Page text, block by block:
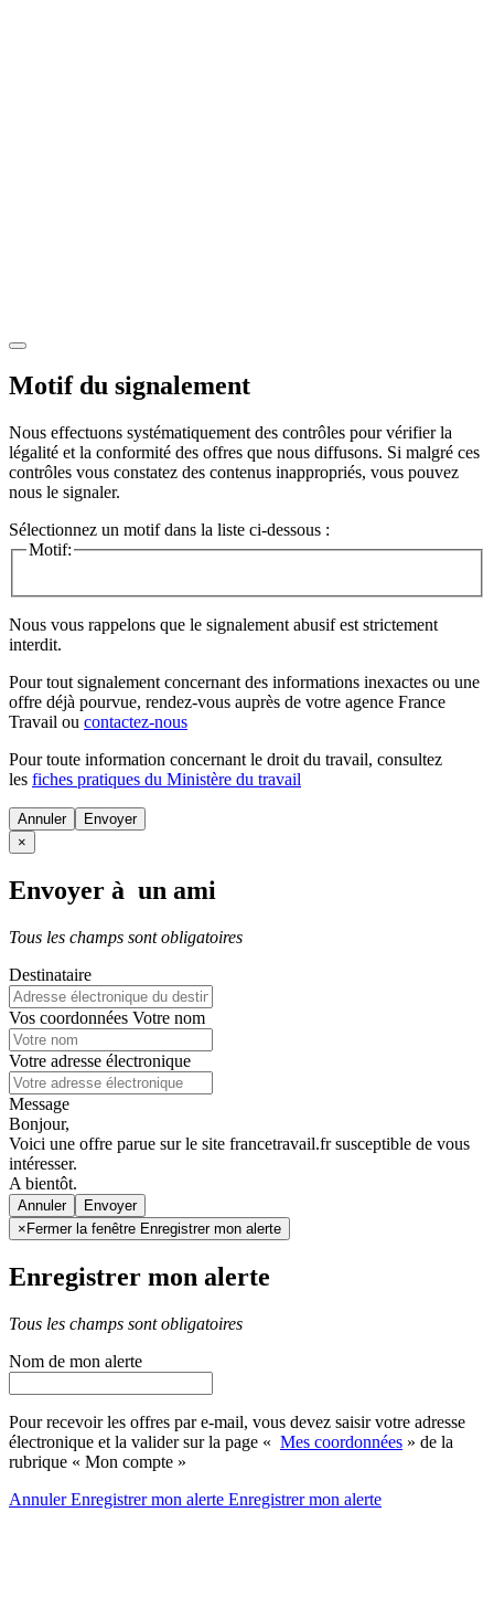
Motif du signalement
Nous effectuons systématiquement des contrôles pour vérifier la
légalité et la conformité des offres que nous diffusons. Si malgré ces
contrôles vous constatez des contenus inappropriés, vous pouvez
nous le signaler.
Sélectionnez un motif dans la liste ci-dessous :
Motif:
Nous vous rappelons que le signalement abusif est strictement
interdit.
Pour tout signalement concernant des informations inexactes ou une
offre déjà pourvue, rendez-vous auprès de votre agence France
Travail ou contactez-nous
Pour toute information concernant le droit du travail, consultez
les fiches pratiques du Ministère du travail
Annuler
×
Envoyer à un ami
Tous les champs sont obligatoires
Destinataire
Vos coordonnées Votre nom
Votre adresse électronique
Message
Bonjour,
Voici une offre parue sur le site francetravail.fr susceptible de vous
intéresser.
A bientôt.
Annuler
× Fermer la fenêtre Enregistrer mon alerte
Enregistrer mon alerte
Tous les champs sont obligatoires
Nom de mon alerte
Pour recevoir les offres par e-mail, vous devez saisir votre adresse
électronique et la valider sur la page « Mes coordonnées » de la
rubrique « Mon compte »
AnnulerEnregistrer mon alerte Enregistrermon alerte